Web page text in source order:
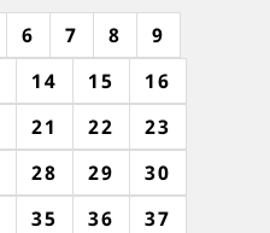
6 7 8
9
14 15
16
21 22
23
28 29
30
35 36
37